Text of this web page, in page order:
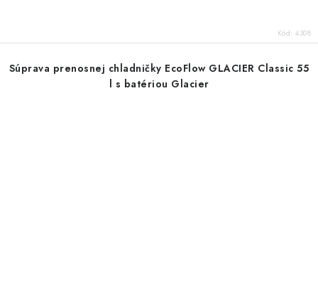
Kód: 4308
Súprava prenosnej chladničky EcoFlow GLACIER Classic 55
l s batériou Glacier